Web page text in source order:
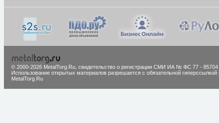
© 2000-2026 MetalTorg.Ru, cвидетельство о регистрации СМИ ИА № ФС 77 - 85704
Использование открытых материалов разрешается с обязательной гиперссылкой
MetalTorg.Ru